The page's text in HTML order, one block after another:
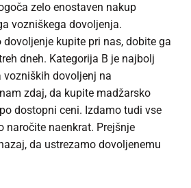
zelo enostaven nakup
vozniškega dovoljenja.
kupite pri nas, dobite ga
dneh. Kategorija B je najbolj
dovoljenj na
zdaj, da kupite madžarsko
dostopni ceni. Izdamo tudi vse
naročite naenkrat. Prejšnje
da ustrezamo dovoljenemu